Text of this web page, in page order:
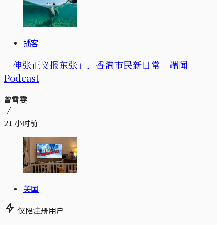
播客
「伸张正义报东张」，香港市民新日常｜端闻
Podcast
曾雪雯
21 小时前
美国
仅限注册用户